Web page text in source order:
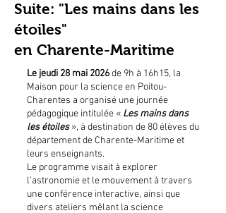
Suite: "Les mains dans les
étoiles"
en Charente-Maritime
Le jeudi 28 mai 2026de 9h à 16h15, la
Maison pour la science en Poitou-
Charentes a organisé une journée
pédagogique intitulée « Les mains dans
les étoiles», à destination de 80 élèves du
département de Charente-Maritime et
leurs enseignants.
Le programme visait à explorer
l'astronomie et le mouvement à travers
une conférence interactive, ainsi que
divers ateliers mêlant la science